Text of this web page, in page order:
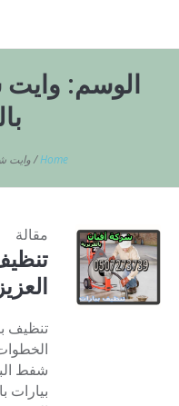
الوسم:
Home
/وايت
مقالة
تنظيف
شفط
بيارات